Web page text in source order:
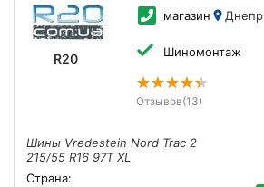
R20
магазин Днепр
Шиномонтаж
Отзывов(13)
Шины Vredestein Nord Trac 2
215/55 R16 97T XL
Страна: